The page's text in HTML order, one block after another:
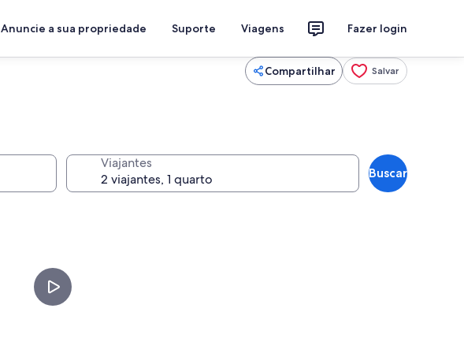
Anuncie a sua propriedade Suporte Viagens Fazer login
Compartilhar Salvar
Viajantes
Buscar